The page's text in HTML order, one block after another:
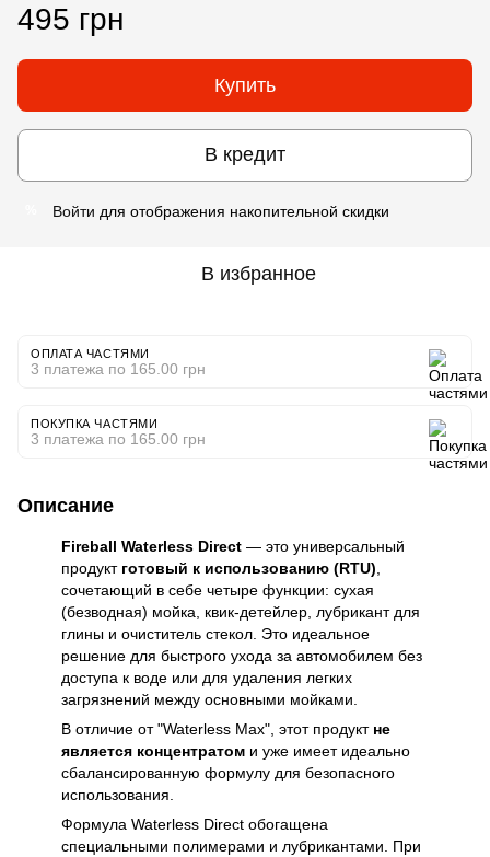
495 грн
Купить
В кредит
Войти для отображения накопительной скидки
В избранное
ОПЛАТА ЧАСТЯМИ
3 платежа по 165.00 грн
ПОКУПКА ЧАСТЯМИ
3 платежа по 165.00 грн
Описание
Fireball Waterless Direct — это универсальный
продукт готовый к использованию (RTU)
сочетающий в себе четыре функции: сухая
(безводная) мойка, квик-детейлер, лубрикант для
глины и очиститель стекол. Это идеальное
решение для быстрого ухода за автомобилем без
доступа к воде или для удаления легких
загрязнений между основными мойками.
В отличие от "Waterless Max", этот продукт не
является концентратом и уже имеет идеально
сбалансированную формулу для безопасного
использования.
Формула Waterless Direct обогащена
специальными полимерами и лубрикантами. При